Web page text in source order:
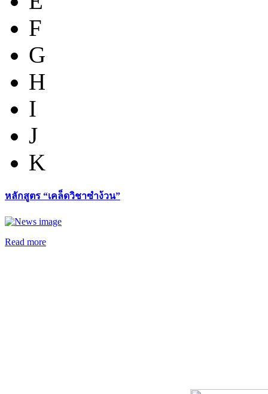
F
G
H
I
J
K
หลักสูตร “เคล็ดวิชาซำง้วน”
Read more